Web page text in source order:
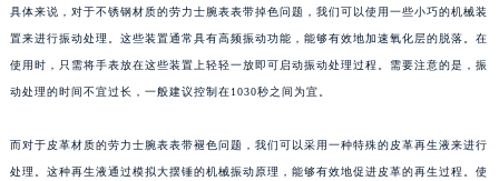
具体来说，对于不锈钢材质的劳力士腕表表带掉色问题，我们可以使用一些小巧的机械装
置来进行振动处理。这些装置通常具有高频振动功能，能够有效地加速氧化层的脱落。在
使用时，只需将手表放在这些装置上轻轻一放即可启动振动处理过程。需要注意的是，振
动处理的时间不宜过长，一般建议控制在1030秒之间为宜。
而对于皮革材质的劳力士腕表表带褪色问题，我们可以采用一种特殊的皮革再生液来进行
处理。这种再生液通过模拟大摆锤的机械振动原理，能够有效地促进皮革的再生过程。使